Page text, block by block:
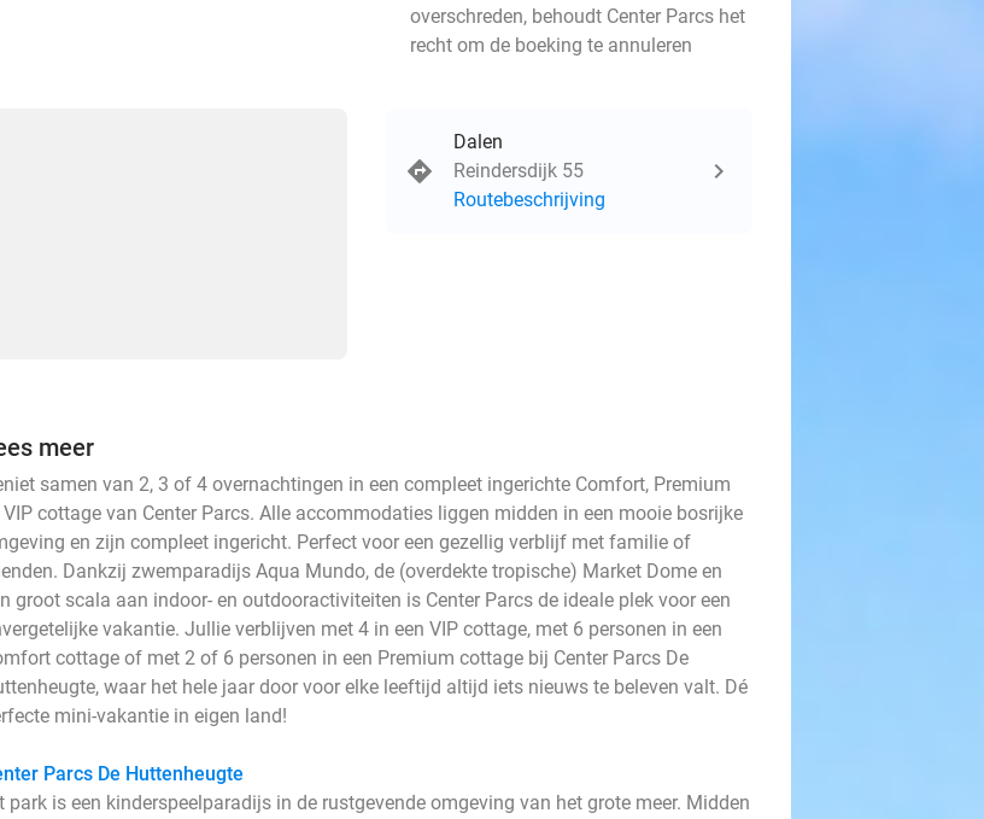
overschreden, behoudt Center Parcs het
recht om de boeking te annuleren
Dalen
Reindersdijk 55
Routebeschrijving
meer
samen van 2, 3 of 4 overnachtingen in een compleet ingerichte Comfort, Premium
cottage van Center Parcs. Alle accommodaties liggen midden in een mooie bosrijke
en zijn compleet ingericht. Perfect voor een gezellig verblijf met familie of
Dankzij zwemparadijs Aqua Mundo, de (overdekte tropische) Market Dome en
groot scala aan indoor- en outdooractiviteiten is Center Parcs de ideale plek voor een
vakantie. Jullie verblijven met 4 in een VIP cottage, met 6 personen in een
cottage of met 2 of 6 personen in een Premium cottage bij Center Parcs De
waar het hele jaar door voor elke leeftijd altijd iets nieuws te beleven valt. Dé
mini-vakantie in eigen land!
Parcs De Huttenheugte
park is een kinderspeelparadijs in de rustgevende omgeving van het grote meer. Midden